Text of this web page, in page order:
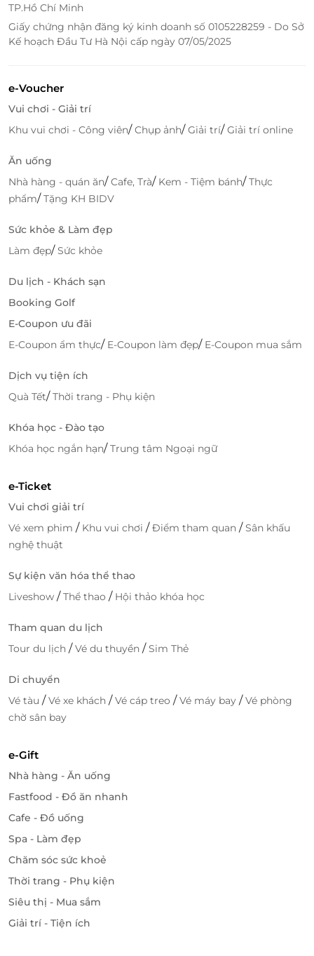
TP.Hồ Chí Minh
Giấy chứng nhận đăng ký kinh doanh số 0105228259 - Do Sở
Kế hoạch Đầu Tư Hà Nội cấp ngày 07/05/2025
e-Voucher
Vui chơi - Giải trí
Khu vui chơi - Công viên/Chụp ảnh/Giải trí/Giải trí online
Ăn uống
Nhà hàng - quán ăn/Cafe, Trà/ Kem - Tiệm bánh/Thực
phẩm/Tặng KH BIDV
Sức khỏe & Làm đẹp
Làm đẹp/Sức khỏe
Du lịch - Khách sạn
Booking Golf
E-Coupon ưu đãi
E-Coupon ẩm thực/ E-Coupon làm đẹp/ E-Coupon mua sắm
Dịch vụ tiện ích
Quà Tết/Thời trang - Phụ kiện
Khóa học - Đào tạo
Khóa học ngắn hạn/Trung tâm Ngoại ngữ
e-Ticket
Vui chơi giải trí
Vé xem phim / Khu vui chơi /Điểm tham quan /Sân khấu
nghệ thuật
Sự kiện văn hóa thể thao
Liveshow /Thể thao / Hội thảo khóa học
Tham quan du lịch
Tour du lịch /Vé du thuyền /Sim Thẻ
Di chuyển
Vé tàu /Vé xe khách /Vé cáp treo /Vé máy bay /Vé phòng
chờ sân bay
e-Gift
Nhà hàng - Ăn uống
Fastfood - Đồ ăn nhanh
Cafe - Đồ uống
Spa - Làm đẹp
Chăm sóc sức khoẻ
Thời trang - Phụ kiện
Siêu thị - Mua sắm
Giải trí - Tiện ích